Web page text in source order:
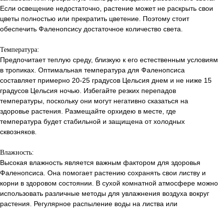
Если освещение недостаточно, растение может не раскрыть свои
цветы полностью или прекратить цветение. Поэтому стоит
обеспечить Фаленопсису достаточное количество света.
Температура:
Предпочитает теплую среду, близкую к его естественным условиям
в тропиках. Оптимальная температура для Фаленопсиса
составляет примерно 20-25 градусов Цельсия днем и не ниже 15
градусов Цельсия ночью. Избегайте резких перепадов
температуры, поскольку они могут негативно сказаться на
здоровье растения. Размещайте орхидею в месте, где
температура будет стабильной и защищена от холодных
сквозняков.
Влажность:
Высокая влажность является важным фактором для здоровья
Фаленопсиса. Она помогает растению сохранять свои листву и
корни в здоровом состоянии. В сухой комнатной атмосфере можно
использовать различные методы для увлажнения воздуха вокруг
растения. Регулярное распыление воды на листва или